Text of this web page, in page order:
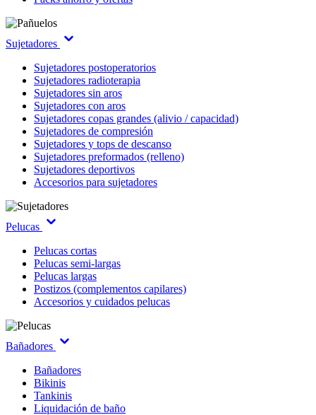
Sujetadores
Sujetadores postoperatorios
Sujetadores radioterapia
Sujetadores sin aros
Sujetadores con aros
Sujetadores copas grandes (alivio / capacidad)
Sujetadores de compresión
Sujetadores y tops de descanso
Sujetadores preformados (relleno)
Sujetadores deportivos
Accesorios para sujetadores
Pelucas
Pelucas cortas
Pelucas semi-largas
Pelucas largas
Postizos (complementos capilares)
Accesorios y cuidados pelucas
Bañadores
Bañadores
Bikinis
Tankinis
Liquidación de baño